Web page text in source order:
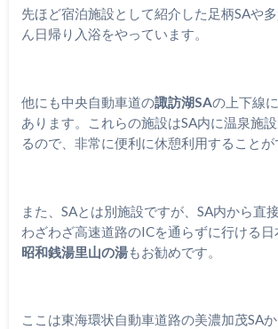
先ほど宿泊施設として紹介した足柄SAや
ん日帰り入浴をやっています。
他にも中央自動車道の諏訪湖SAの上下線
あります。これらの施設はSA内に温泉施
るので、非常に便利に休憩利用することが
また、SAとは別施設ですが、SA内から直
わざわざ高速道路のICを通らずに行ける
昭和銭湯里山の湯もお勧めです。
ここは東海環状自動車道路の美濃加茂SA